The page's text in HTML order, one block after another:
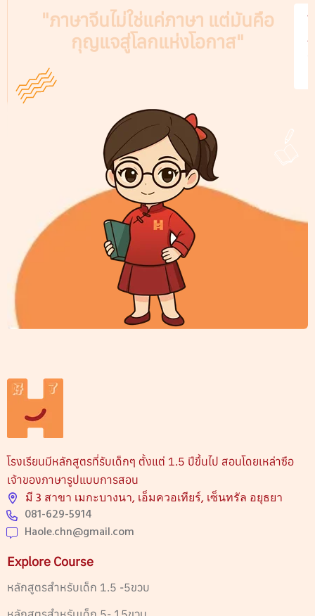
"ภาษาจีนไม่ใช่แค่ภาษา แต่มันคือ
กุญแจสู่โลกแห่งโอกาส"
โรงเรียนมีหลักสูตรที่รับเด็กๆ ตั้งแต่ 1.5 ปีขึ้นไป สอนโดยเหล่าซือ
เจ้าของภาษารูปแบบการสอน
มี 3 สาขา เมกะบางนา, เอ็มควอเทียร์, เซ็นทรัล อยุธยา
081-629-5914
Haole.chn@gmail.com
Explore Course
หลักสูตรสำหรับเด็ก 1.5 -5ขวบ